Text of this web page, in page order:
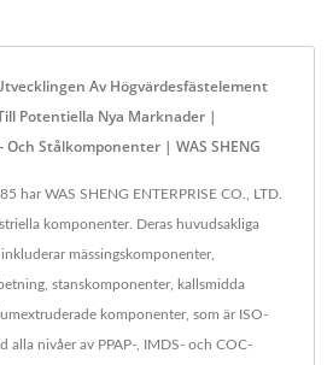
Av Högvärdesfästelement
Potentiella Nya Marknader |
Stålkomponenter | WAS SHENG
har WAS SHENG ENTERPRISE CO., LTD.
komponenter. Deras huvudsakliga
mässingskomponenter,
stanskomponenter, kallsmidda
komponenter, som är ISO-
alla nivåer av PPAP-, IMDS- och COC-